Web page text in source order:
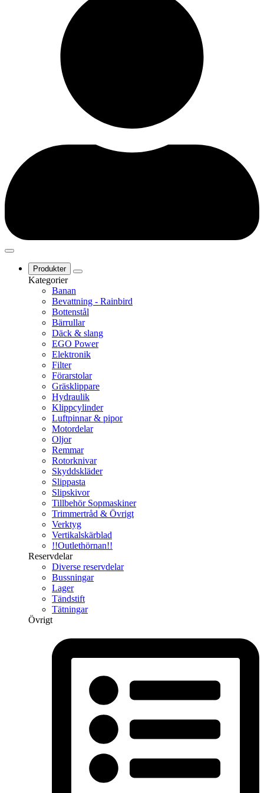
Produkter
Kategorier
Banan
Bevattning - Rainbird
Bottenstål
Bärrullar
Däck & slang
EGO Power
Elektronik
Filter
Förarstolar
Gräsklippare
Hydraulik
Klippcylinder
Luftpinnar & pipor
Motordelar
Oljor
Remmar
Rotorknivar
Skyddskläder
Slippasta
Slipskivor
Tillbehör Sopmaskiner
Trimmertråd & Övrigt
Verktyg
Vertikalskärblad
!!Outlethörnan!!
Reservdelar
Diverse reservdelar
Bussningar
Lager
Tändstift
Tätningar
Övrigt